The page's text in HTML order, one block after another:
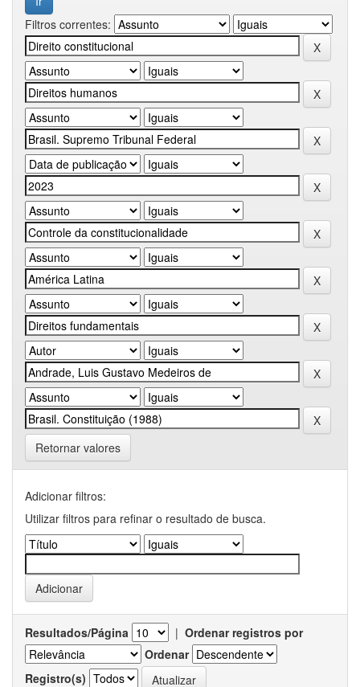
Filtros correntes:
Retornar valores
Adicionar filtros:
Utilizar filtros para refinar o resultado de busca.
Resultados/Página | Ordenar registros por
Ordenar
Registro(s)